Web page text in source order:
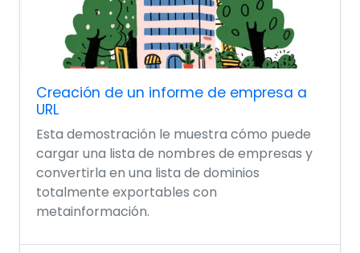
Creación de un informe de empresa a
URL
Esta demostración le muestra cómo puede
cargar una lista de nombres de empresas y
convertirla en una lista de dominios
totalmente exportables con
metainformación.